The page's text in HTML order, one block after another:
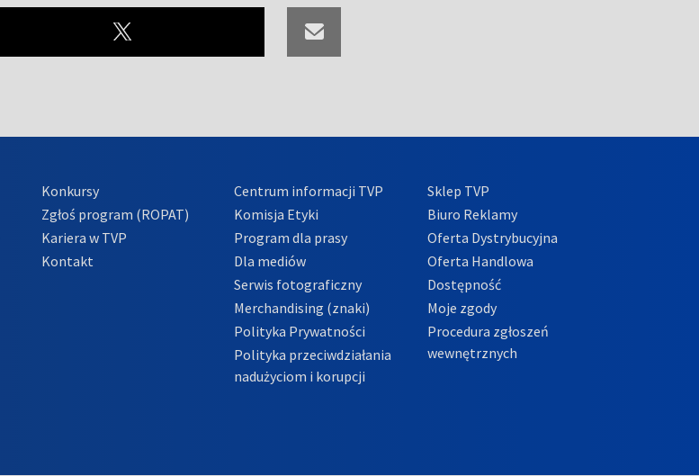
Konkursy
Zgłoś program (ROPAT)
Kariera w TVP
Kontakt
Centrum informacji TVP
Komisja Etyki
Program dla prasy
Dla mediów
Serwis fotograficzny
Merchandising (znaki)
Polityka Prywatności
Polityka przeciwdziałania
nadużyciom i korupcji
Sklep TVP
Biuro Reklamy
Oferta Dystrybucyjna
Oferta Handlowa
Dostępność
Moje zgody
Procedura zgłoszeń
wewnętrznych